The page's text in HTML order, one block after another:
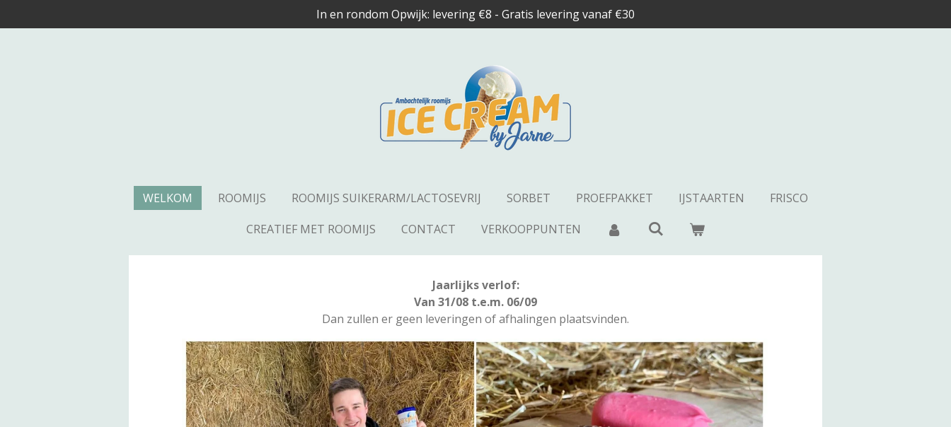
direct
In en rondom Opwijk: levering €8 - Gratis levering vanaf €30
WELKOM ROOMIJS ROOMIJS SUIKERARM/LACTOSEVRIJ SORBET PROEFPAKKET IJSTAARTEN
FRISCO
CREATIEF MET ROOMIJS
CONTACT VERKOOPPUNTEN
Jaarlijks verlof:
Van 31/08 t.e.m. 06/09
Dan zullen er geen leveringen of afhalingen plaatsvinden.